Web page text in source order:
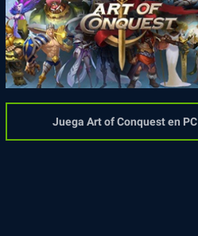
Juega Art of Conquest en PC